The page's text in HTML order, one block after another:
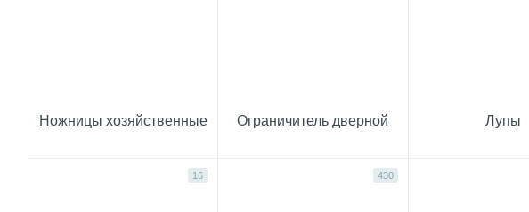
Ножницы хозяйственные Ограничитель дверной Лупы
16 430